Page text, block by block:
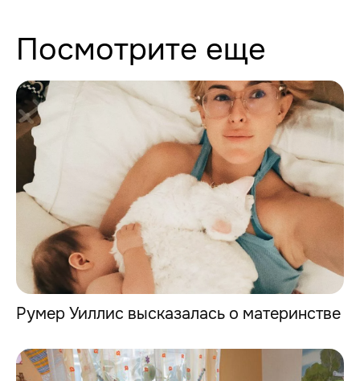
Посмотрите еще
Румер Уиллис высказалась о материнстве